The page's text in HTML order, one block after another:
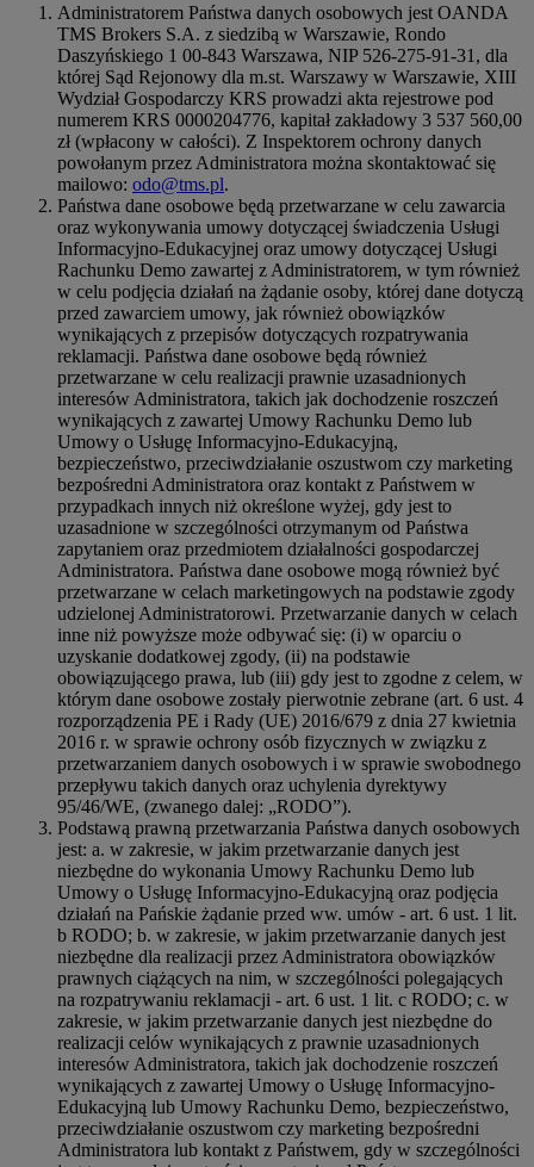
Administratorem Państwa danych osobowych jest OANDA
TMS Brokers S.A. z siedzibą w Warszawie, Rondo
Daszyńskiego 1 00-843 Warszawa, NIP 526-275-91-31, dla
której Sąd Rejonowy dla m.st. Warszawy w Warszawie, XIII
Wydział Gospodarczy KRS prowadzi akta rejestrowe pod
numerem KRS 0000204776, kapitał zakładowy 3 537 560,00
zł (wpłacony w całości). Z Inspektorem ochrony danych
powołanym przez Administratora można skontaktować się
mailowo: odo@tms.pl.
Państwa dane osobowe będą przetwarzane w celu zawarcia
oraz wykonywania umowy dotyczącej świadczenia Usługi
Informacyjno-Edukacyjnej oraz umowy dotyczącej Usługi
Rachunku Demo zawartej z Administratorem, w tym również
w celu podjęcia działań na żądanie osoby, której dane dotyczą
przed zawarciem umowy, jak również obowiązków
wynikających z przepisów dotyczących rozpatrywania
reklamacji. Państwa dane osobowe będą również
przetwarzane w celu realizacji prawnie uzasadnionych
interesów Administratora, takich jak dochodzenie roszczeń
wynikających z zawartej Umowy Rachunku Demo lub
Umowy o Usługę Informacyjno-Edukacyjną,
bezpieczeństwo, przeciwdziałanie oszustwom czy marketing
bezpośredni Administratora oraz kontakt z Państwem w
przypadkach innych niż określone wyżej, gdy jest to
uzasadnione w szczególności otrzymanym od Państwa
zapytaniem oraz przedmiotem działalności gospodarczej
Administratora. Państwa dane osobowe mogą również być
przetwarzane w celach marketingowych na podstawie zgody
udzielonej Administratorowi. Przetwarzanie danych w celach
inne niż powyższe może odbywać się: (i) w oparciu o
uzyskanie dodatkowej zgody, (ii) na podstawie
obowiązującego prawa, lub (iii) gdy jest to zgodne z celem, w
którym dane osobowe zostały pierwotnie zebrane (art. 6 ust. 4
rozporządzenia PE i Rady (UE) 2016/679 z dnia 27 kwietnia
2016 r. w sprawie ochrony osób fizycznych w związku z
przetwarzaniem danych osobowych i w sprawie swobodnego
przepływu takich danych oraz uchylenia dyrektywy
95/46/WE, (zwanego dalej: „RODO”).
Podstawą prawną przetwarzania Państwa danych osobowych
jest: a. w zakresie, w jakim przetwarzanie danych jest
niezbędne do wykonania Umowy Rachunku Demo lub
Umowy o Usługę Informacyjno-Edukacyjną oraz podjęcia
działań na Pańskie żądanie przed ww. umów - art. 6 ust. 1 lit.
b RODO; b. w zakresie, w jakim przetwarzanie danych jest
niezbędne dla realizacji przez Administratora obowiązków
prawnych ciążących na nim, w szczególności polegających
na rozpatrywaniu reklamacji - art. 6 ust. 1 lit. c RODO; c. w
zakresie, w jakim przetwarzanie danych jest niezbędne do
realizacji celów wynikających z prawnie uzasadnionych
interesów Administratora, takich jak dochodzenie roszczeń
wynikających z zawartej Umowy o Usługę Informacyjno-
Edukacyjną lub Umowy Rachunku Demo, bezpieczeństwo,
przeciwdziałanie oszustwom czy marketing bezpośredni
Administratora lub kontakt z Państwem, gdy w szczególności